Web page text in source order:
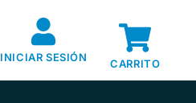
INICIAR SESIÓN
CARRITO